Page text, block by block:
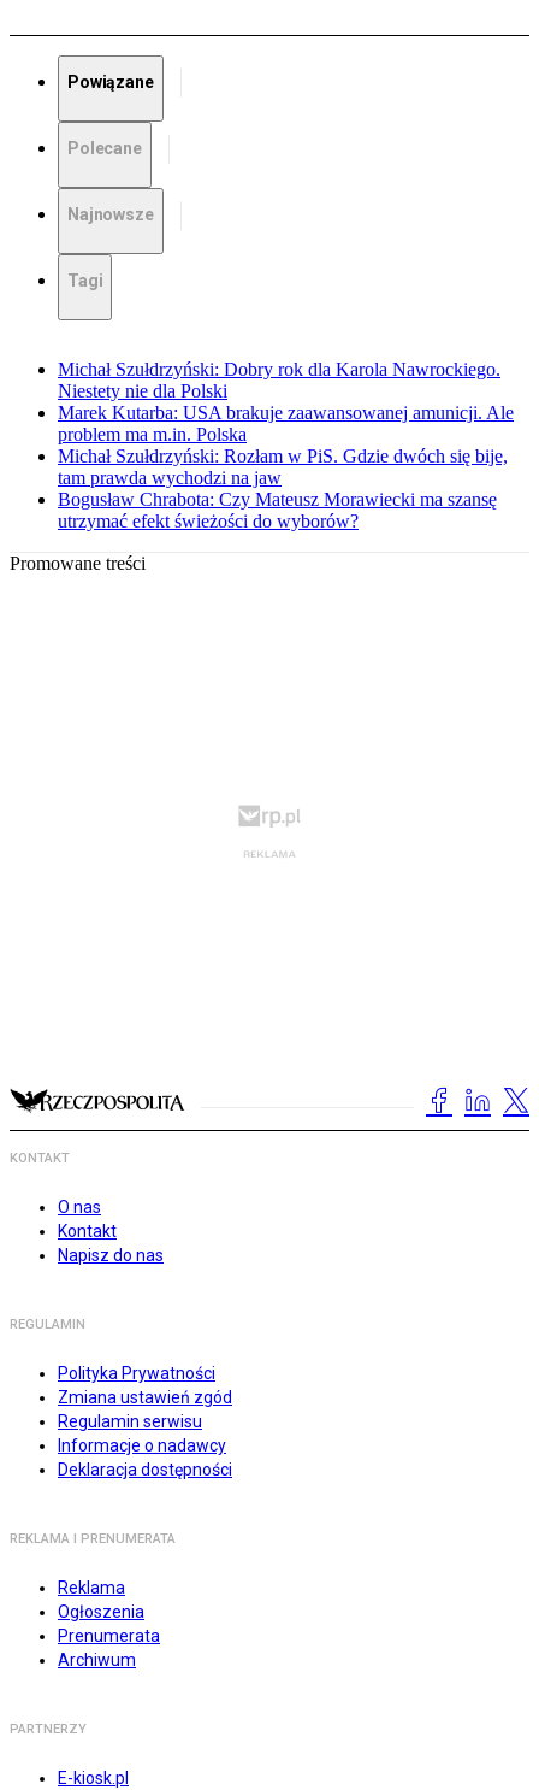
Powiązane
Polecane
Najnowsze
Tagi
Michał Szułdrzyński: Dobry rok dla Karola Nawrockiego.
Niestety nie dla Polski
Marek Kutarba: USA brakuje zaawansowanej amunicji. Ale
problem ma m.in. Polska
Michał Szułdrzyński: Rozłam w PiS. Gdzie dwóch się bije,
tam prawda wychodzi na jaw
Bogusław Chrabota: Czy Mateusz Morawiecki ma szansę
utrzymać efekt świeżości do wyborów?
Promowane treści
KONTAKT
O nas
Kontakt
Napisz do nas
REGULAMIN
Polityka Prywatności
Zmiana ustawień zgód
Regulamin serwisu
Informacje o nadawcy
Deklaracja dostępności
REKLAMA I PRENUMERATA
Reklama
Ogłoszenia
Prenumerata
Archiwum
PARTNERZY
E-kiosk.pl